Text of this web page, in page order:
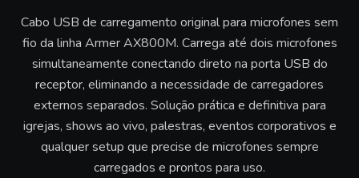
Cabo USB de carregamento original para microfones sem
fio da linha Armer AX800M. Carrega até dois microfones
simultaneamente conectando direto na porta USB do
receptor, eliminando a necessidade de carregadores
externos separados. Solução prática e definitiva para
igrejas, shows ao vivo, palestras, eventos corporativos e
qualquer setup que precise de microfones sempre
carregados e prontos para uso.